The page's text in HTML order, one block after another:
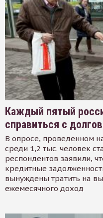
Каждый пятый
справиться с
В опросе, проведенном
среди 1,2 тыс. человек
респондентов заявили,
кредитные
вынуждены тратить на
ежемесячного доход